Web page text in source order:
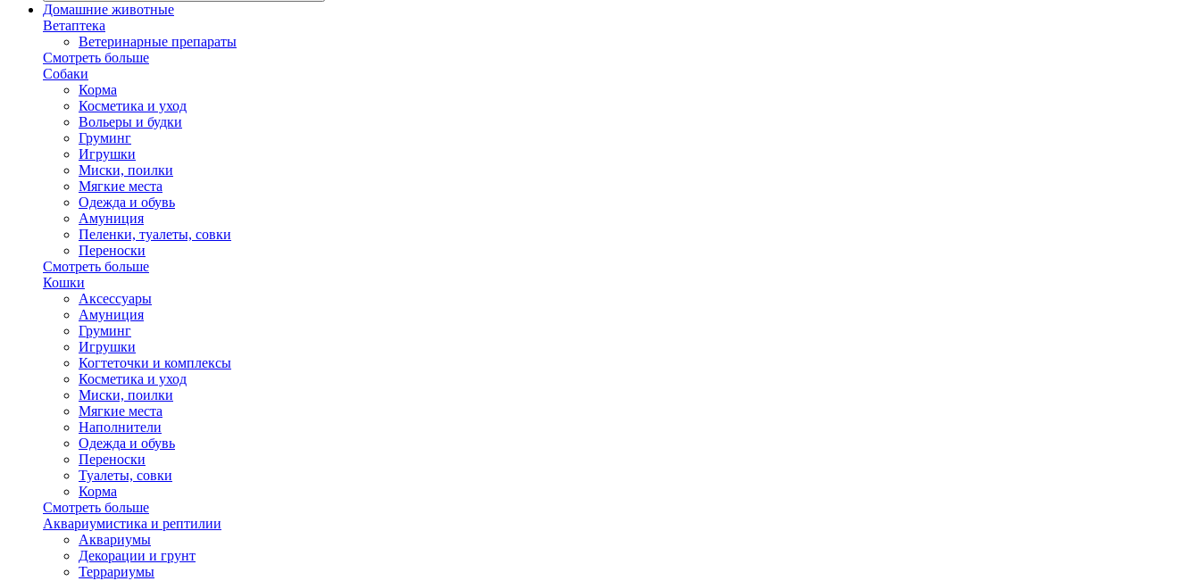
Домашние животные
Ветаптека
Ветеринарные препараты
Смотреть больше
Собаки
Корма
Косметика и уход
Вольеры и будки
Груминг
Игрушки
Миски, поилки
Мягкие места
Одежда и обувь
Амуниция
Пеленки, туалеты, совки
Переноски
Смотреть больше
Кошки
Аксессуары
Амуниция
Груминг
Игрушки
Когтеточки и комплексы
Косметика и уход
Миски, поилки
Мягкие места
Наполнители
Одежда и обувь
Переноски
Туалеты, совки
Корма
Смотреть больше
Аквариумистика и рептилии
Аквариумы
Декорации и грунт
Террариумы